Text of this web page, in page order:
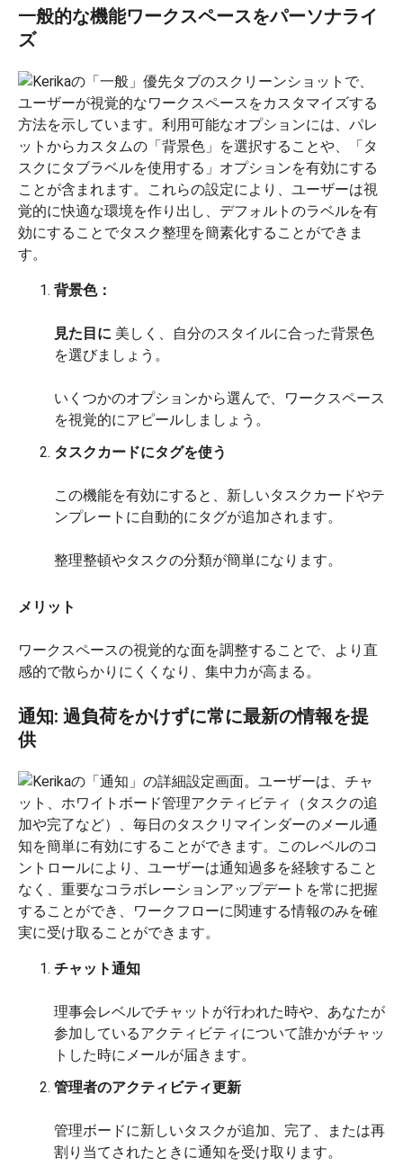
一般的な機能ワークスペースをパーソナライ
ズ
背景色：
見た目に 美しく、自分のスタイルに合った背景色
を選びましょう。
いくつかのオプションから選んで、ワークスペース
を視覚的にアピールしましょう。
タスクカードにタグを使う
この機能を有効にすると、新しいタスクカードやテ
ンプレートに自動的にタグが追加されます。
整理整頓やタスクの分類が簡単になります。
メリット
ワークスペースの視覚的な面を調整することで、より直
感的で散らかりにくくなり、集中力が高まる。
通知: 過負荷をかけずに常に最新の情報を提
供
チャット通知
理事会レベルでチャットが行われた時や、あなたが
参加しているアクティビティについて誰かがチャッ
トした時にメールが届きます。
管理者のアクティビティ更新
管理ボードに新しいタスクが追加、完了、または再
割り当てされたときに通知を受け取ります。